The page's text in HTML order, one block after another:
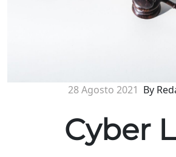
28 Agosto 2021 By
Cyber